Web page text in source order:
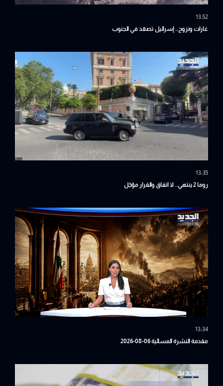
13:52
غارات ونزوح.. إسرائيل تصعّد في الجنوب
13:35
روما 2 ينتهي.. لا اتفاق والقرار مؤجّل
13:34
مقدمة النشرة المسائية 06-08-2026